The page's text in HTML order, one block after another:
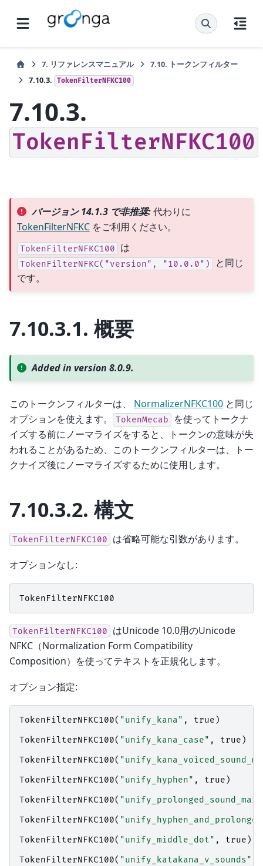
7. リファレンスマニュアル 7.10. トークンフィルター
7.10.3.
TokenFilterNFKC100
7.10.3.
TokenFilterNFKC100
バージョン 14.1.3 で非推奨:代わりに
TokenFilterNFKCをご利用ください。
TokenFilterNFKC100 は
TokenFilterNFKC("version", "10.0.0") と同じ
です。
7.10.3.1.概要
Added in version 8.0.9.
このトークンフィルターは、 NormalizerNFKC100 と同じ
オプションを使えます。
TokenMecab
を使ってトークナ
イズする前にノーマライズをすると、トークンの意味が失
われることがあるため、このトークンフィルターは、トー
クナイズ後にノーマライズするために使用します。
7.10.3.2. 構文
TokenFilterNFKC100 は省略可能な引数があります。
オプションなし:
TokenFilterNFKC100
TokenFilterNFKC100
はUnicode 10.0用のUnicode
NFKC（Normalization Form Compatibility
Composition）を使ってテキストを正規化します。
オプション指定:
TokenFilterNFKC100( "unify_kana" , true )
TokenFilterNFKC100( "unify_kana_case" , true )
TokenFilterNFKC100(
TokenFilterNFKC100( "unify_hyphen" , true )
TokenFilterNFKC100(
TokenFilterNFKC100(
TokenFilterNFKC100( "unify_middle_dot" , true )
TokenFilterNFKC100( "unify_katakana_v_sounds"